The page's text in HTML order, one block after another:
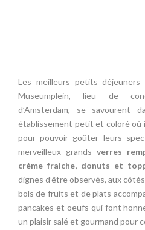
Les meilleurs petits
Museumplein, lieu de
d’Amsterdam, se savourent
établissement petit et coloré où
pour pouvoir goûter leurs
merveilleux grands verres
crème fraiche, donuts et
dignes d’être observés, aux
bols de fruits et de plats
pancakes et oeufs qui font
un plaisir salé et gourmand pour